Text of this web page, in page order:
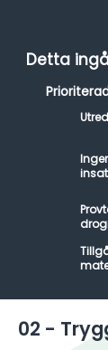
Detta
02 -